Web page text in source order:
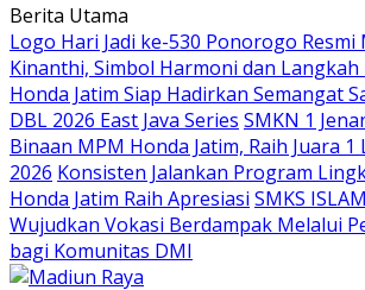
Langsung
ke
konten
Berita Utama
Logo Hari Jadi ke-530 Ponorogo Resmi
Kinanthi, Simbol Harmoni dan Langkah
Honda Jatim Siap Hadirkan Semangat
DBL 2026 East Java Series SMKN 1
Binaan MPM Honda Jatim, Raih Juara 1
2026 Konsisten Jalankan Program
Honda Jatim Raih Apresiasi SMKS
Wujudkan Vokasi Berdampak Melalui
bagi Komunitas DMI